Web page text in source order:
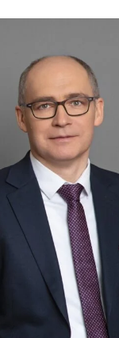
SPRAWY MAJĄTKOWE